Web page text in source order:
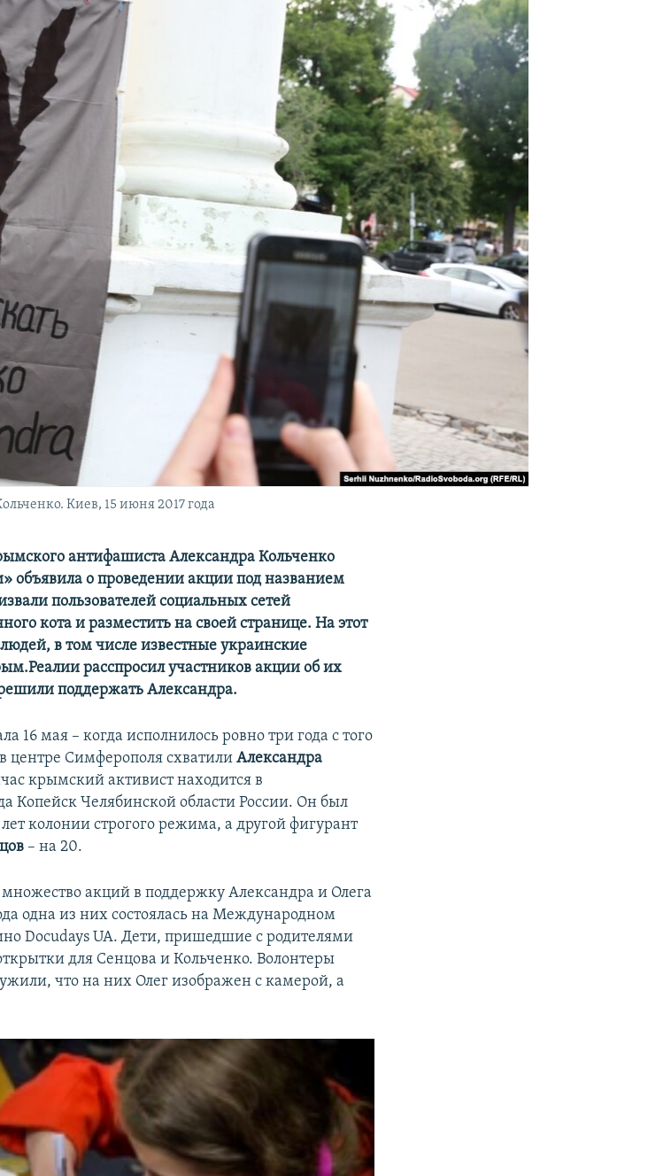
Киев, 15 июня 2017 года
антифашиста Александра Кольченко
объявила о проведении акции под названием
пользователей социальных сетей
кота и разместить на своей странице. На этот
в том числе известные украинские
расспросил участников акции об их
поддержать Александра.
16 мая – когда исполнилось ровно три года с того
центре Симферополя схватилиАлександра
крымский активист находится в
Копейск Челябинской области России. Он был
колонии строгого режима, а другой фигурант
– на 20.
акций в поддержку Александра и Олега
одна из них состоялась на Международном
Docudays UA. Дети, пришедшие с родителями
для Сенцова и Кольченко. Волонтеры
что на них Олег изображен с камерой, а